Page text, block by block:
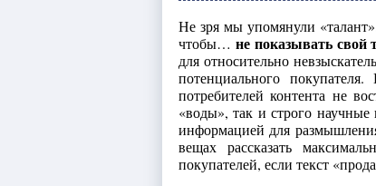
Не зря мы упомянули
чтобы… не показывать свой
для относительно
потенциального
потребителей контента не
«воды», так и строго
информацией для
вещах рассказать
покупателей, если текст